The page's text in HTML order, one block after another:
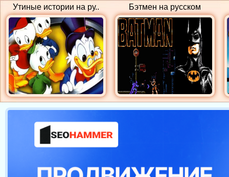
Утиные истории на ру.. Бэтмен на русском